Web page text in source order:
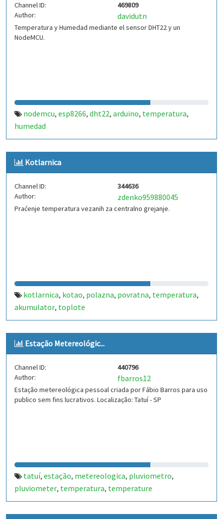
Channel ID:
469809
Author:
davidutn
Temperatura y Humedad mediante el sensor DHT22 y un
NodeMCU.
nodemcu, esp8266, dht22, arduino, temperatura,
humedad
Kotlarnica
Channel ID:
344636
Author:
zdenko959880045
Praćenje temperatura vezanih za centralno grejanje.
kotlarnica, kotao, polazna, povratna, temperatura,
akumulator, toplote
Estação Metereológic...
Channel ID:
440796
Author:
fbarros12
Estação metereológica pessoal criada por Fábio Barros para uso
publico sem fins lucrativos. Localização: Tatuí - SP
tatuí, estação, metereologica, pluviometro,
pluviometer, temperatura, temperature